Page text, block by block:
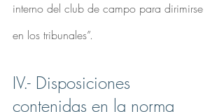
interno del club de campo para dirimirse
en los tribunales”.
IV.- Disposiciones
contenidas en la norma